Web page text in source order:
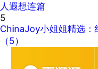
人遐想连篇
5
ChinaJoy小姐姐精选：
（5）